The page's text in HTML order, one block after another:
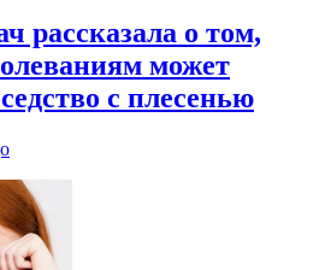
рассказала о том,
может
с плесенью